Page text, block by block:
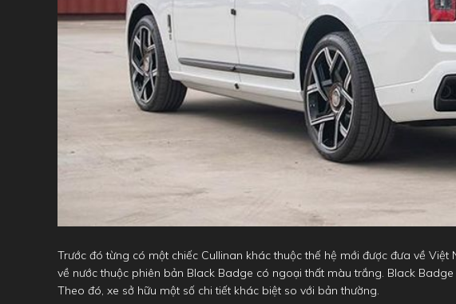
Trước đó từng có một chiếc Cullinan khác thuộc thế hệ mới được đưa về
về nước thuộc phiên bản Black Badge có ngoại thất màu trắng. Black
Theo đó, xe sở hữu một số chi tiết khác biệt so với bản thường.